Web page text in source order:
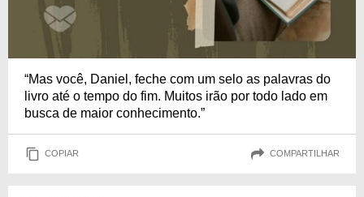
“Mas você, Daniel, feche com um selo as palavras do
livro até o tempo do fim. Muitos irão por todo lado em
busca de maior conhecimento.”
COPIAR COMPARTILHAR